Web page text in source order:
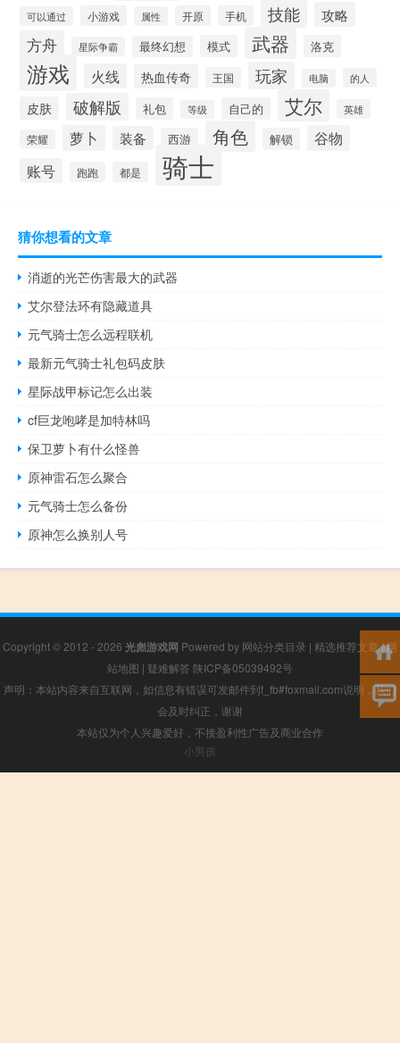
可以通过 小游戏 属性 开原 手机 技能 攻略
方舟 星际争霸 最终幻想 模式 武器 洛克
游戏 火线 热血传奇 王国 玩家 电脑 的人
皮肤 破解版 礼包 等级 自己的 艾尔 英雄
荣耀 萝卜 装备 西游 角色 解锁 谷物
账号 跑跑 都是 骑士
猜你想看的文章
消逝的光芒伤害最大的武器
艾尔登法环有隐藏道具
元气骑士怎么远程联机
最新元气骑士礼包码皮肤
星际战甲标记怎么出装
cf巨龙咆哮是加特林吗
保卫萝卜有什么怪兽
原神雷石怎么聚合
元气骑士怎么备份
原神怎么换别人号
Copyright © 2012 - 2026 光彪游戏网 Powered by 网站分类目录 | 精选推荐文章|网
站地图 | 疑难解答 陕ICP备05039492号
声明：本站内容来自互联网，如信息有错误可发邮件到f_fb#foxmail.com说明，我们
会及时纠正，谢谢
本站仅为个人兴趣爱好，不接盈利性广告及商业合作
小男孩